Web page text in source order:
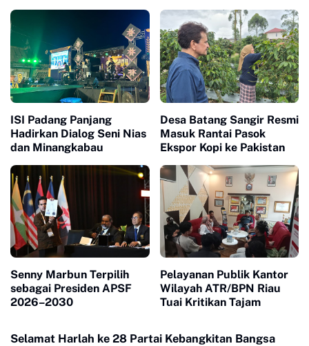
dalam Industri Kopi
Indonesia
ISI Padang Panjang
Hadirkan Dialog Seni Nias
dan Minangkabau
Desa Batang Sangir Resmi
Masuk Rantai Pasok
Ekspor Kopi ke Pakistan
Senny Marbun Terpilih
sebagai Presiden APSF
2026–2030
Pelayanan Publik Kantor
Wilayah ATR/BPN Riau
Tuai Kritikan Tajam
Selamat Harlah ke 28 Partai Kebangkitan Bangsa